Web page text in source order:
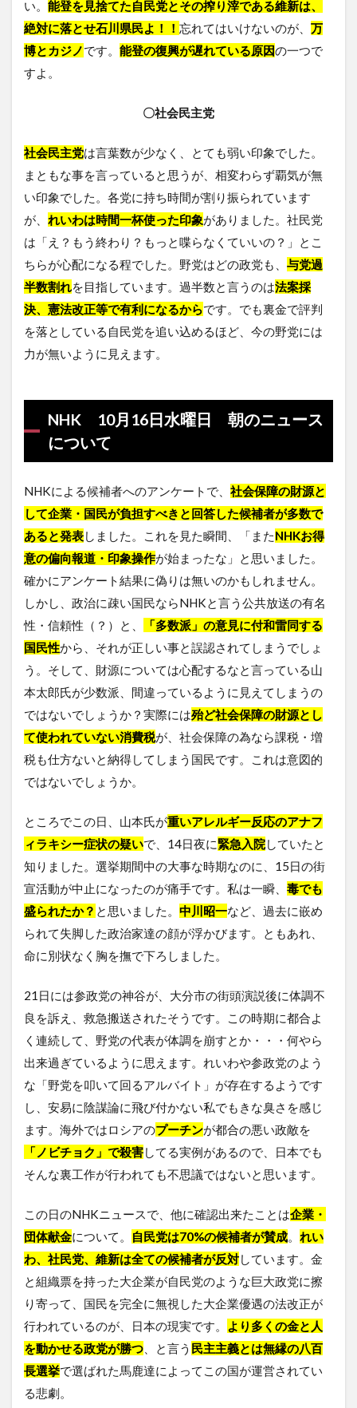
い。 能登を見捨てた自民党とその搾り滓である維新は、
絶対に落とせ石川県民よ！！ 忘れてはいけないのが、 万
博とカジノです。 能登の復興が遅れている原因の一つで
すよ。
〇社会民主党
社会民主党は言葉数が少なく、とても弱い印象でした。
まともな事を言っていると思うが、相変わらず覇気が無
い印象でした。各党に持ち時間が割り振られています
が、 れいわは時間一杯使った印象がありました。社民党
は「え？もう終わり？もっと喋らなくていいの？」とこ
ちらが心配になる程でした。野党はどの政党も、 与党過
半数割れを目指しています。過半数と言うのは法案採
決、憲法改正等で有利になるからです。でも裏金で評判
を落としている自民党を追い込めるほど、今の野党には
力が無いように見えます。
NHK 10月16日水曜日 朝のニュース
について
NHKによる候補者へのアンケートで、 社会保障の財源と
して企業・国民が負担すべき と回答した候補者が多数で
あると発表しました。これを見た瞬間、「またNHKお得
意の偏向報道・印象操作が始まったな」と思いました。
確かにアンケート結果に偽りは無いのかもしれません。
しかし、政治に疎い国民ならNHKと言う公共放送の有名
性・信頼性（？）と、
「多数派」の意見に付和雷同する
国民性から、それが正しい事と誤認されてしまうでしょ
う。そして、財源については心配するなと言っている山
本太郎氏が少数派、間違っているように見えてしまうの
ではないでしょうか？実際には殆ど社会保障の財源とし
て使われていない消費税が、社会保障の為なら課税・増
税も仕方ないと納得してしまう国民です。これは意図的
ではないでしょうか。
ところでこの日、山本氏が重いアレルギー反応のアナフ
ィラキシー症状の疑いで、14日夜に緊急入院していたと
知りました。選挙期間中の大事な時期なのに、15日の街
宣活動が中止になったのが痛手です。私は一瞬、 毒でも
盛られたか？ と思いました。 中川昭一など、過去に嵌め
られて失脚した政治家達の顔が浮かびます。ともあれ、
命に別状なく胸を撫で下ろしました。
21日には参政党の神谷が、大分市の街頭演説後に体調不
良を訴え、救急搬送されたそうです。この時期に都合よ
く連続して、野党の代表が体調を崩すとか・・・何やら
出来過ぎているように思えます。れいわや参政党のよう
な「野党を叩いて回るアルバイト」が存在するようです
し、安易に陰謀論に飛び付かない私でもきな臭さを感じ
ます。海外ではロシアのプーチンが都合の悪い政敵を
「ノビチョク」 で殺害してる実例があるので、日本でも
そんな裏工作が行われても不思議ではないと思います。
この日のNHKニュースで、他に確認出来たことは企業・
団体献金について。 自民党は70%の候補者が賛成。 れい
わ、社民党、維新は全ての候補者が反対しています。金
と組織票を持った大企業が自民党のような巨大政党に擦
り寄って、国民を完全に無視した大企業優遇の法改正が
行われているのが、日本の現実です。
より多くの金と人
を動かせる政党が勝つ 、と言う 民主主義とは無縁の八百
長選挙で選ばれた馬鹿達によってこの国が運営されてい
る悲劇。